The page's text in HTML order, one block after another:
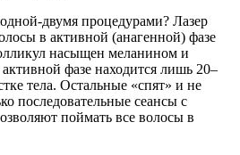
двумя процедурами? Лазер
в активной (анагенной) фазе
насыщен меланином и
фазе находится лишь 20–
тела. Остальные «спят» и не
последовательные сеансы с
поймать все волосы в